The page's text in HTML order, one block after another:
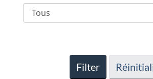
Filter